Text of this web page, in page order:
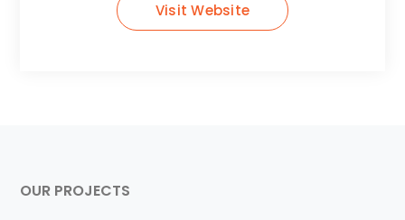
Visit Website
OUR PROJECTS